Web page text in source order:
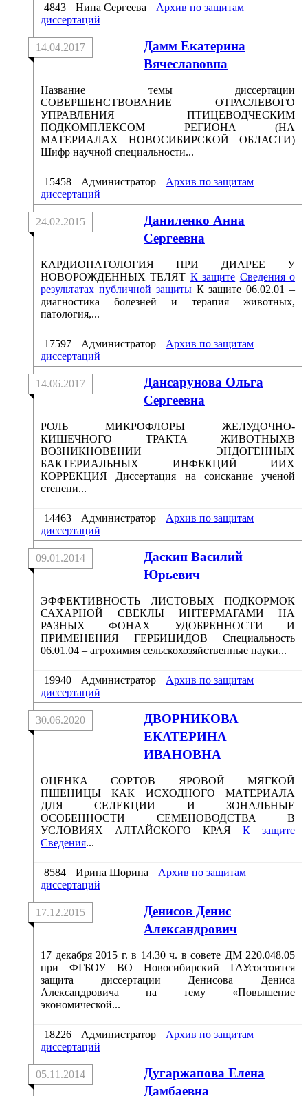
4843 Нина Сергеева
Архив по защитам
диссертаций
Дамм Екатерина
Вячеславовна
14.04.2017
Название темы диссертации
СОВЕРШЕНСТВОВАНИЕ ОТРАСЛЕВОГО
УПРАВЛЕНИЯ ПТИЦЕВОДЧЕСКИМ
ПОДКОМПЛЕКСОМ РЕГИОНА (НА
МАТЕРИАЛАХ НОВОСИБИРСКОЙ ОБЛАСТИ)
Шифр научной специальности...
15458 Администратор
Архив по защитам
диссертаций
Даниленко Анна
Сергеевна
24.02.2015
КАРДИОПАТОЛОГИЯ ПРИ ДИАРЕЕ У
НОВОРОЖДЕННЫХ ТЕЛЯТ К защите Сведения о
результатах публичной защиты К защите 06.02.01 –
диагностика болезней и терапия животных,
патология,...
17597 Администратор
Архив по защитам
диссертаций
Дансарунова Ольга
Сергеевна
14.06.2017
РОЛЬ МИКРОФЛОРЫ ЖЕЛУДОЧНО-
КИШЕЧНОГО ТРАКТА ЖИВОТНЫХВ
ВОЗНИКНОВЕНИИ ЭНДОГЕННЫХ
БАКТЕРИАЛЬНЫХ ИНФЕКЦИЙ ИИХ
КОРРЕКЦИЯ Диссертация на соискание ученой
степени...
14463 Администратор
Архив по защитам
диссертаций
Даскин Василий
Юрьевич
09.01.2014
ЭФФЕКТИВНОСТЬ ЛИСТОВЫХ ПОДКОРМОК
САХАРНОЙ СВЕКЛЫ ИНТЕРМАГАМИ НА
РАЗНЫХ ФОНАХ УДОБРЕННОСТИ И
ПРИМЕНЕНИЯ ГЕРБИЦИДОВ Специальность
06.01.04 – агрохимия сельскохозяйственные науки...
19940 Администратор
Архив по защитам
диссертаций
ДВОРНИКОВА
ЕКАТЕРИНА
ИВАНОВНА
30.06.2020
ОЦЕНКА СОРТОВ ЯРОВОЙ МЯГКОЙ
ПШЕНИЦЫ КАК ИСХОДНОГО МАТЕРИАЛА
ДЛЯ СЕЛЕКЦИИ И ЗОНАЛЬНЫЕ
ОСОБЕННОСТИ СЕМЕНОВОДСТВА В
УСЛОВИЯХ АЛТАЙСКОГО КРАЯ К защите
Сведения...
8584 Ирина Шорина
Архив по защитам
диссертаций
Денисов Денис
Александрович
17.12.2015
17 декабря 2015 г. в 14.30 ч. в совете ДМ 220.048.05
при ФГБОУ ВО Новосибирский ГАУсостоится
защита диссертации Денисова Дениса
Александровича на тему «Повышение
экономической...
18226 Администратор
Архив по защитам
диссертаций
Дугаржапова Елена
Дамбаевна
05.11.2014